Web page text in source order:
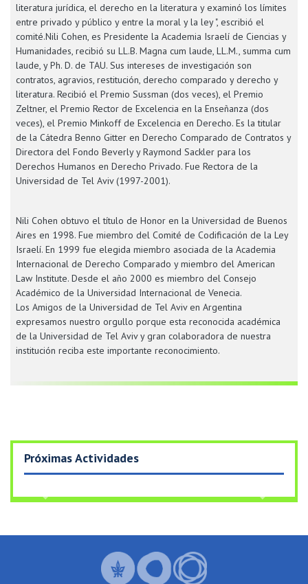
literatura jurídica, el derecho en la literatura y examinó los límites
entre privado y público y entre la moral y la ley ", escribió el
comité.Nili Cohen, es Presidente la Academia Israelí de Ciencias y
Humanidades, recibió su LL.B. Magna cum laude, LL.M., summa cum
laude, y Ph. D. de TAU. Sus intereses de investigación son
contratos, agravios, restitución, derecho comparado y derecho y
literatura. Recibió el Premio Sussman (dos veces), el Premio
Zeltner, el Premio Rector de Excelencia en la Enseñanza (dos
veces), el Premio Minkoff de Excelencia en Derecho. Es la titular
de la Cátedra Benno Gitter en Derecho Comparado de Contratos y
Directora del Fondo Beverly y Raymond Sackler para los
Derechos Humanos en Derecho Privado. Fue Rectora de la
Universidad de Tel Aviv (1997-2001).
Nili Cohen obtuvo el título de Honor en la Universidad de Buenos
Aires en 1998. Fue miembro del Comité de Codificación de la Ley
Israelí. En 1999 fue elegida miembro asociada de la Academia
Internacional de Derecho Comparado y miembro del American
Law Institute. Desde el año 2000 es miembro del Consejo
Académico de la Universidad Internacional de Venecia.
Los Amigos de la Universidad de Tel Aviv en Argentina
expresamos nuestro orgullo porque esta reconocida académica
de la Universidad de Tel Aviv y gran colaboradora de nuestra
institución reciba este importante reconocimiento.
Próximas Actividades
Previous Next